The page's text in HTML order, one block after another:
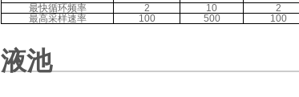
最快循环频率
2 10
2
最高采样速率
100 500 100
液池